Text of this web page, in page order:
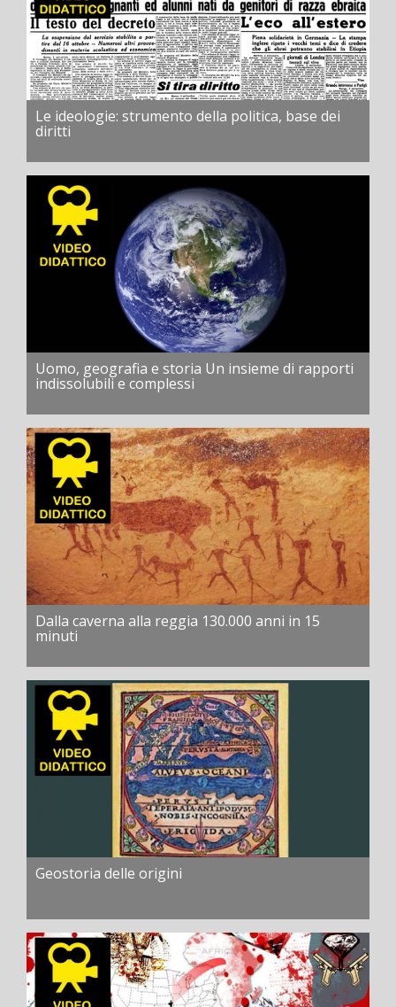
Le ideologie: strumento della politica, base dei
diritti
Uomo, geografia e storia Un insieme di rapporti
indissolubili e complessi
Dalla caverna alla reggia 130.000 anni in 15
minuti
Geostoria delle origini